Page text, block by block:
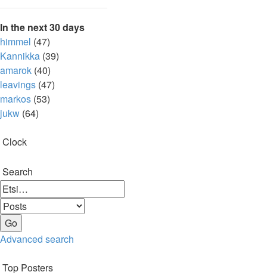
In the next 30 days
himmel (47)
Kannikka (39)
amarok (40)
leavings (47)
markos (53)
jukw (64)
Clock
Search
Advanced search
Top Posters